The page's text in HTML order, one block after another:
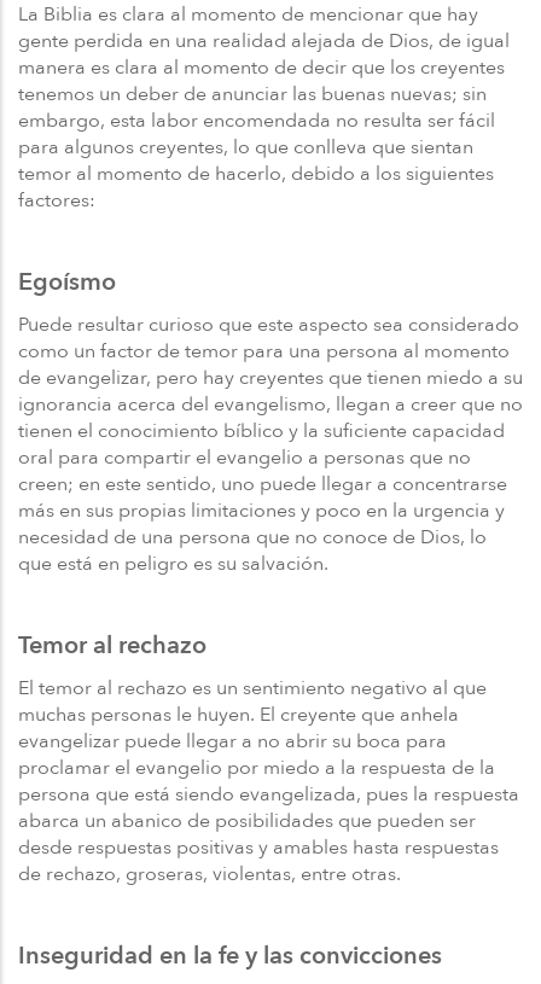
La Biblia es clara al momento de mencionar que hay
gente perdida en una realidad alejada de Dios, de igual
manera es clara al momento de decir que los creyentes
tenemos un deber de anunciar las buenas nuevas; sin
embargo, esta labor encomendada no resulta ser fácil
para algunos creyentes, lo que conlleva que sientan
temor al momento de hacerlo, debido a los siguientes
factores:
Egoísmo
Puede resultar curioso que este aspecto sea considerado
como un factor de temor para una persona al momento
de evangelizar, pero hay creyentes que tienen miedo a su
ignorancia acerca del evangelismo, llegan a creer que no
tienen el conocimiento bíblico y la suficiente capacidad
oral para compartir el evangelio a personas que no
creen; en este sentido, uno puede llegar a concentrarse
más en sus propias limitaciones y poco en la urgencia y
necesidad de una persona que no conoce de Dios, lo
que está en peligro es su salvación.
Temor al rechazo
El temor al rechazo es un sentimiento negativo al que
muchas personas le huyen. El creyente que anhela
evangelizar puede llegar a no abrir su boca para
proclamar el evangelio por miedo a la respuesta de la
persona que está siendo evangelizada, pues la respuesta
abarca un abanico de posibilidades que pueden ser
desde respuestas positivas y amables hasta respuestas
de rechazo, groseras, violentas, entre otras.
Inseguridad en la fe y las convicciones